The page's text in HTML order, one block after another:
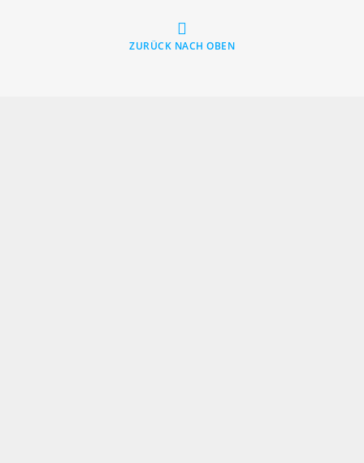
ZURÜCK NACH OBEN